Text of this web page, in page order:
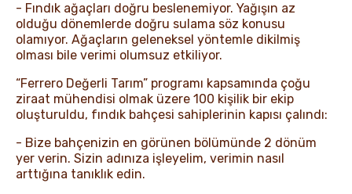
- Fındık ağaçları doğru beslenemiyor. Yağışın az
olduğu dönemlerde doğru sulama söz konusu
olamıyor. Ağaçların geleneksel yöntemle dikilmiş
olması bile verimi olumsuz etkiliyor.
“Ferrero Değerli Tarım” programı kapsamında çoğu
ziraat mühendisi olmak üzere 100 kişilik bir ekip
oluşturuldu, fındık bahçesi sahiplerinin kapısı çalındı:
- Bize bahçenizin en görünen bölümünde 2 dönüm
yer verin. Sizin adınıza işleyelim, verimin nasıl
arttığına tanıklık edin.